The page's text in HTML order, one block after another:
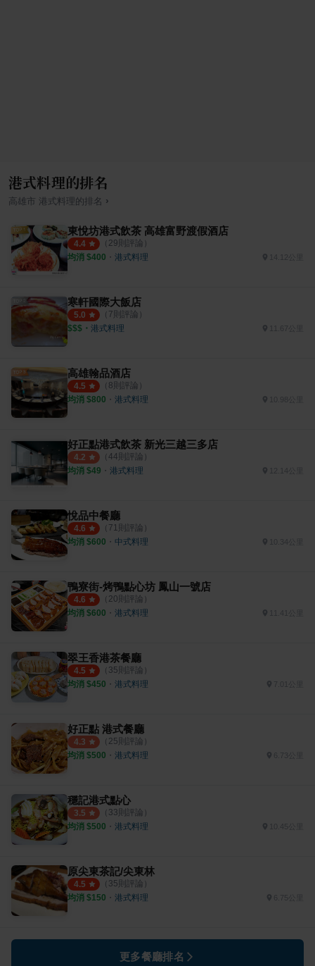
港式料理的排名
高雄市 港式料理 的排名 ›
東悅坊港式飲茶 高雄富野渡假酒店
4.4 （ 29則評論）
均消 $400 ・ 港式料理 14.12公里
寒軒國際大飯店
5.0 （ 7則評論）
$$$ ・ 港式料理
高雄翰品酒店
4.5 （ 8則評論）
均消 $800 ・ 港式料理
好正點港式飲茶 新光三越三多店
4.2 （ 44則評論）
均消 $49 ・ 港式料理 12.14公里
悅品中餐廳
4.6 （ 71 則評論）
均消 $600 ・ 中式料理 10.34公里
鴨寮街-烤鴨點心坊 鳳山一號店
4.6 （ 20則評論）
均消 $600 ・ 港式料理 11.41公里
翠王香港茶餐廳
4.5 （ 35則評論）
均消 $450 ・ 港式料理
好正點 港式餐廳
4.3 （ 25則評論）
均消 $500 ・ 港式料理
穩記港式點心
3.5 （ 33則評論）
均消 $500 ・ 港式料理 10.45公里
原尖東茶記/尖東林
4.5 （ 35則評論）
均消 $150 ・ 港式料理 6.75公里
更多餐廳排名